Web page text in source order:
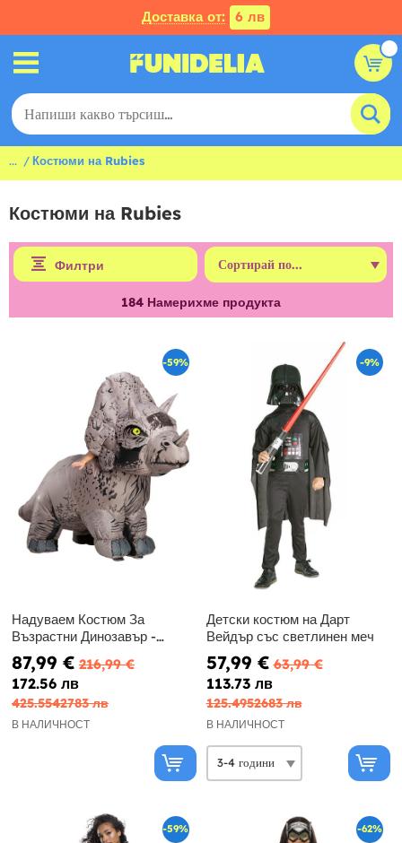
Доставка от: 6 лв
... Костюми на Rubies
Костюми на Rubies
Филтри
184 Намерихме продукта
-59%
Надуваем Костюм За
Възрастни Динозавър -
Jurassic World
87,99 € 216,99 €
172.56 лв
425.5542783 лв
В НАЛИЧНОСТ
-9%
Детски костюм на Дарт
Вейдър със светлинен меч
57,99 € 63,99 €
113.73 лв
125.4952683 лв
В НАЛИЧНОСТ
-59% -62%